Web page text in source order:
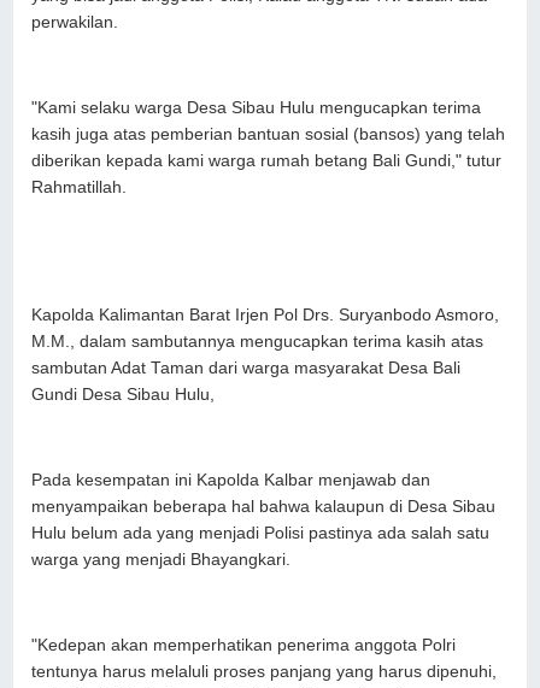
perwakilan.
"Kami selaku warga Desa Sibau Hulu mengucapkan terima
kasih juga atas pemberian bantuan sosial (bansos) yang telah
diberikan kepada kami warga rumah betang Bali Gundi," tutur
Rahmatillah.
Kapolda Kalimantan Barat Irjen Pol Drs. Suryanbodo Asmoro,
M.M., dalam sambutannya mengucapkan terima kasih atas
sambutan Adat Taman dari warga masyarakat Desa Bali
Gundi Desa Sibau Hulu,
Pada kesempatan ini Kapolda Kalbar menjawab dan
menyampaikan beberapa hal bahwa kalaupun di Desa Sibau
Hulu belum ada yang menjadi Polisi pastinya ada salah satu
warga yang menjadi Bhayangkari.
"Kedepan akan memperhatikan penerima anggota Polri
tentunya harus melaluli proses panjang yang harus dipenuhi,